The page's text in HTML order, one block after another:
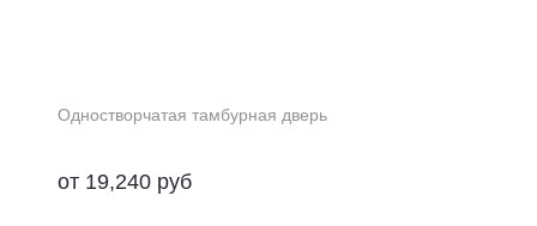
Одностворчатая тамбурная дверь
от 19,240 руб